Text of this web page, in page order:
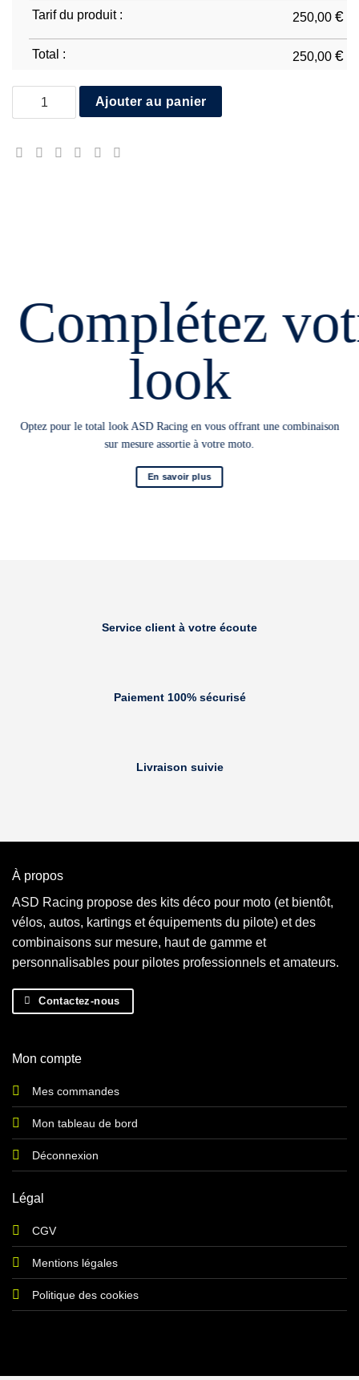
Tarif du produit : 250,00 €
Total : 250,00 €
quantité de Kawasaki ZX-10R 2021/25
Ajouter au panier
Complétez
look
Optez pour le total look ASD Racing en vous offrant une combinaison
sur mesure assortie à votre moto.
En savoir plus
Service client à votre écoute
Paiement 100% sécurisé
Livraison suivie
À propos
ASD Racing propose des kits déco pour moto (et bientôt,
vélos, autos, kartings et équipements du pilote) et des
combinaisons sur mesure, haut de gamme et
personnalisables pour pilotes professionnels et amateurs.
Contactez-nous
Mon compte
Mes commandes
Mon tableau de bord
Déconnexion
Légal
CGV
Mentions légales
Politique des cookies